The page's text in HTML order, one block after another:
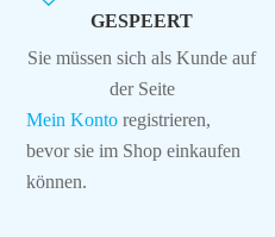
GESPEERT
Sie müssen sich als Kunde auf
der Seite
Mein Konto registrieren,
bevor sie im Shop einkaufen
können.